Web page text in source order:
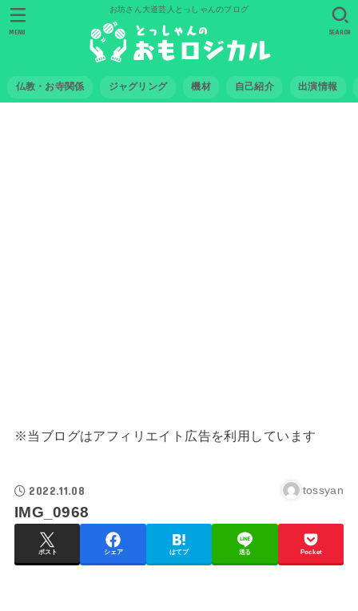
お坊さん大道芸人とっしゃんのブログ
仏教・お寺関係 ジャグリング 機材 自己紹介 出演情報
SEARCH
MENU
※当ブログはアフィリエイト広告を利用しています
2022.11.08 tossyan
IMG_0968
ポスト シェア はてブ 送る Pocket